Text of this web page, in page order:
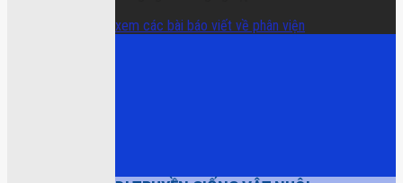
xem các bài báo viết về phân viện